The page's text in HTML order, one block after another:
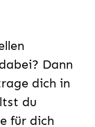
Dann
dich in
du
für dich